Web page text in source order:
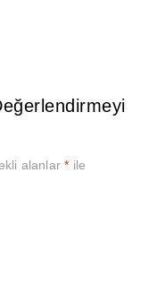
alanlar* ile